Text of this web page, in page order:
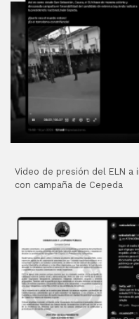
Video de presión del ELN
con campaña de Cepeda